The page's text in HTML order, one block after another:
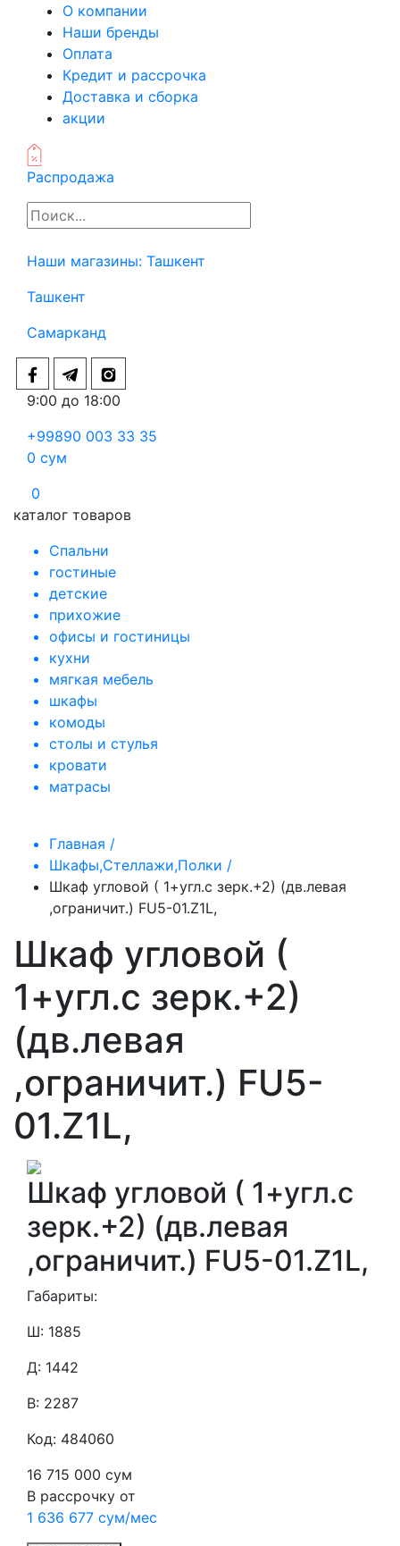
О компании
Наши бренды
Оплата
Кредит и рассрочка
Доставка и сборка
акции
Распродажа
Наши магазины: Ташкент
Ташкент
Самарканд
9:00 до 18:00
+99890 003 33 35
0 сум
0
каталог товаров
Спальни
гостиные
детские
прихожие
офисы и гостиницы
кухни
мягкая мебель
шкафы
комоды
столы и стулья
кровати
матрасы
Главная /
Шкафы,Стеллажи,Полки /
Шкаф угловой ( 1+угл.с зерк.+2) (дв.левая
,ограничит.) FU5-01.Z1L,
Шкаф угловой (
1+угл.с зерк.+2)
(дв.левая
,ограничит.) FU5-
01.Z1L,
Шкаф угловой ( 1+угл.с
зерк.+2) (дв.левая
,ограничит.) FU5-01.Z1L,
Габариты:
Ш: 1885
Д: 1442
В: 2287
Код: 484060
16 715 000 сум
В рассрочку от
1 636 677 сум/мес